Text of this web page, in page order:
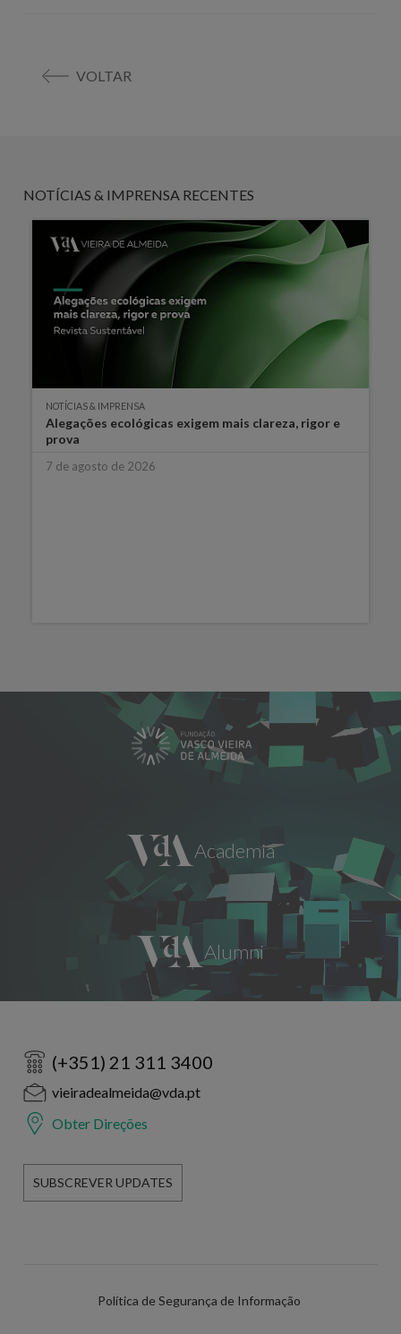
VOLTAR
NOTÍCIAS & IMPRENSA RECENTES
NOTÍCIAS & IMPRENSA
Alegações ecológicas exigem mais clareza, rigor e
prova
7 de agosto de 2026
(+351) 21 311 3400
vieiradealmeida@vda.pt
Obter Direções
SUBSCREVER UPDATES
Política de Segurança de Informação